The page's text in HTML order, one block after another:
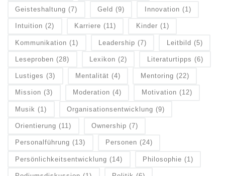
Geisteshaltung (7) Geld (9) Innovation (1)
Intuition (2) Karriere (11) Kinder (1)
Kommunikation (1) Leadership (7) Leitbild (5)
Leseproben (28) Lexikon (2) Literaturtipps (6)
Lustiges (3) Mentalität (4) Mentoring (22)
Mission (3) Moderation (4) Motivation (12)
Musik (1) Organisationsentwicklung (9)
Orientierung (11) Ownership (7)
Personalführung (13) Personen (24)
Persönlichkeitsentwicklung (14) Philosophie (1)